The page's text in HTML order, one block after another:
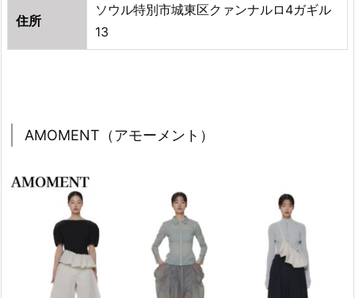
住所
ソウル特別市城東区クァンナルロ4ガギル
13
AMOMENT（アモーメント）